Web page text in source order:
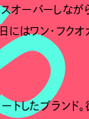
オーバーしな
はワン・フク
したブランド